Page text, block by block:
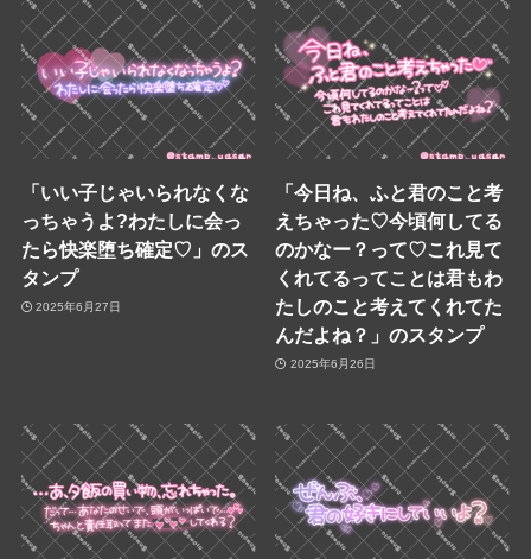
「いい子じゃいられなくな
っちゃうよ?わたしに会っ
たら快楽堕ち確定♡」のス
タンプ
2025年6月27日
「今日ね、ふと君のこと考
えちゃった♡今頃何してる
のかなー？って♡これ見て
くれてるってことは君もわ
たしのこと考えてくれてた
んだよね？」のスタンプ
2025年6月26日